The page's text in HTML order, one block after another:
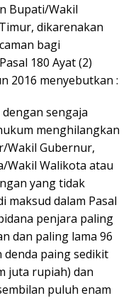
Bupati/Wakil
dikarenakan
bagi
180 Ayat (2)
2016 menyebutkan :
sengaja
menghilangkan
Wakil Gubernur,
Wakil Walikota atau
yang tidak
maksud dalam Pasal
penjara paling
dan paling lama 96
denda paing sedikit
juta rupiah) dan
puluh enam